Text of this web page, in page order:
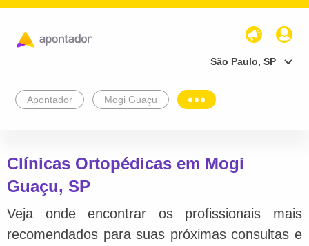
São Paulo, SP
Apontador Mogi Guaçu
Clínicas Ortopédicas em Mogi
Guaçu, SP
Veja onde encontrar os profissionais mais
recomendados para suas próximas consultas e